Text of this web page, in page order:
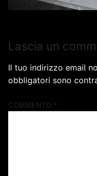
Lascia un
Il tuo indirizzo email
obbligatori sono
COMMENTO *